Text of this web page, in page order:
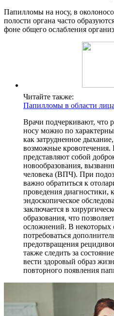
Папилломы на носу, в
полости органа часто
фоне общего ослабления
Читайте также:
Папилломы в области
Врачи подчеркивают, что
носу можно по
как затрудненное
возможные
представляют собой
новообразования,
человека (ВПЧ). При
важно обратиться к
проведения диагностики,
эндоскопическое
заключается в
образования, что
осложнений. В некоторых
потребоваться
предотвращения
также следить за
вести здоровый образ
повторного появления